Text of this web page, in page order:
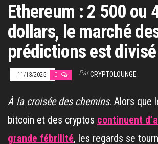
Ethereum : 2 500 ou
dollars, le marché
prédictions est divisé
11/13/2025 0 ParCRYPTOLOUNGE
À la croisée des chemins. Alors que
bitcoin et des cryptos continuent
grande fébrilité, les regards se